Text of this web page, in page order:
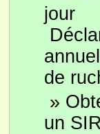
de
»
un